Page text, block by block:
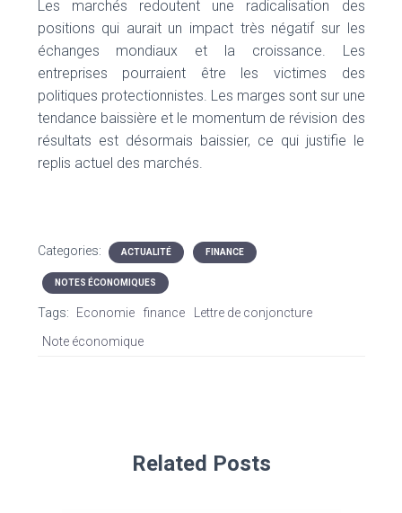
Les marchés redoutent une radicalisation des
positions qui aurait un impact très négatif sur les
échanges mondiaux et la croissance. Les
entreprises pourraient être les victimes des
politiques protectionnistes. Les marges sont sur une
tendance baissière et le momentum de révision des
résultats est désormais baissier, ce qui justifie le
replis actuel des marchés.
Categories: ACTUALITÉ FINANCE
NOTES ÉCONOMIQUES
Tags: Economie finance
Lettre de conjoncture
Note économique
Related Posts